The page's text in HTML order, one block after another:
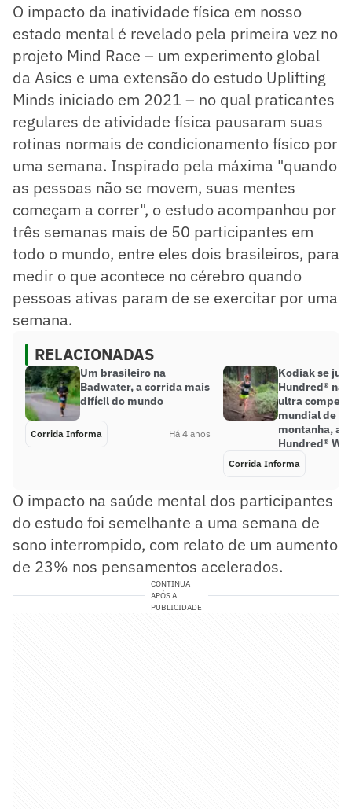
O impacto da inatividade física em nosso
estado mental é revelado pela primeira vez no
projeto Mind Race – um experimento global
da Asics e uma extensão do estudo Uplifting
Minds iniciado em 2021 – no qual praticantes
regulares de atividade física pausaram suas
rotinas normais de condicionamento físico por
uma semana. Inspirado pela máxima "quando
as pessoas não se movem, suas mentes
começam a correr", o estudo acompanhou por
três semanas mais de 50 participantes em
todo o mundo, entre eles dois brasileiros, para
medir o que acontece no cérebro quando
pessoas ativas param de se exercitar por uma
semana.
RELACIONADAS
Um brasileiro na
Badwater, a corrida mais
difícil do mundo
Corrida Informa Há 4 anos
Kodiak se
Hundred® na
ultra
mundial de
montanha, a
Hundred®
Corrida Informa
O impacto na saúde mental dos participantes
do estudo foi semelhante a uma semana de
sono interrompido, com relato de um aumento
de 23% nos pensamentos acelerados.
CONTINUA
APÓS A
PUBLICIDADE